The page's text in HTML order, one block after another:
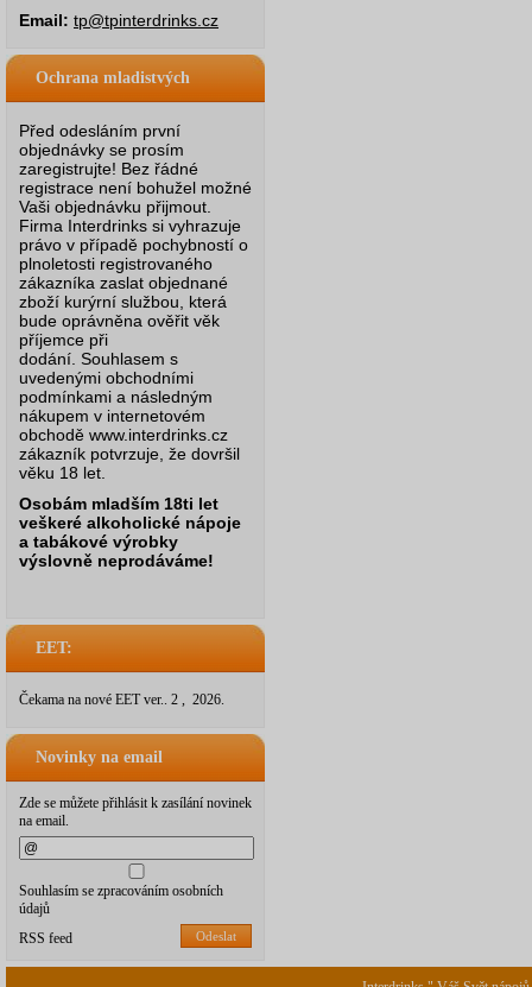
Email: tp@tpinterdrinks.cz
Ochrana mladistvých
Před odesláním první
objednávky se prosím
zaregistrujte! Bez řádné
registrace není bohužel možné
Vaši objednávku přijmout.
Firma Interdrinks si vyhrazuje
právo v případě pochybností o
plnoletosti registrovaného
zákazníka zaslat objednané
zboží kurýrní službou, která
bude oprávněna ověřit věk
příjemce při
dodání. Souhlasem s
uvedenými obchodními
podmínkami a následným
nákupem v internetovém
obchodě www.interdrinks.cz
zákazník potvrzuje, že dovršil
věku 18 let.
Osobám mladším 18ti let
veškeré alkoholické nápoje
a tabákové výrobky
výslovně neprodáváme!
EET:
Čekama na nové EET ver.. 2 , 2026.
Novinky na email
Zde se můžete přihlásit k zasílání novinek
na email.
Souhlasím se zpracováním osobních
údajů
Odeslat
RSS feed